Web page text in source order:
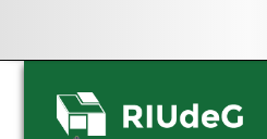
Skip
navigation